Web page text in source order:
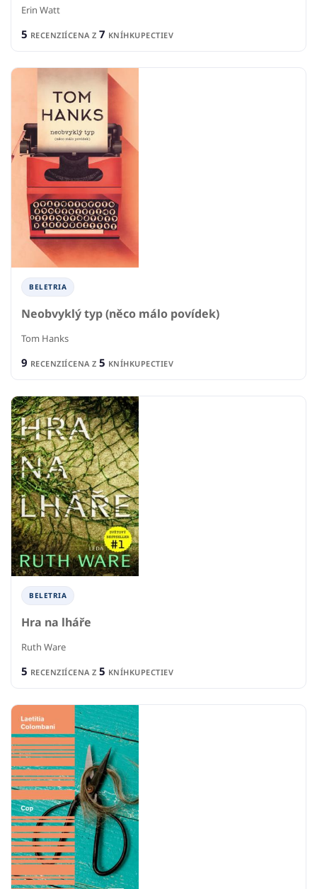
Erin Watt
5 RECENZIÍCENA Z 7 KNÍHKUPECTIEV
BELETRIA
Neobvyklý typ (něco málo povídek)
Tom Hanks
9 RECENZIÍCENA Z 5 KNÍHKUPECTIEV
BELETRIA
Hra na lháře
Ruth Ware
5 RECENZIÍCENA Z 5 KNÍHKUPECTIEV